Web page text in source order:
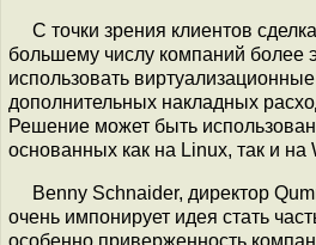
С точки зрения клиентов
большему числу компаний более
использовать
дополнительных накладных
Решение может быть
основанных как на Linux, так и на
Benny Schnaider, директор
очень импонирует идея стать
особенно приверженность